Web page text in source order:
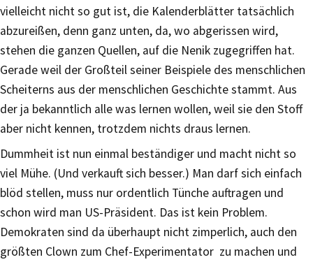
vielleicht nicht so gut ist, die Kalenderblätter tatsächlich
abzureißen, denn ganz unten, da, wo abgerissen wird,
stehen die ganzen Quellen, auf die Nenik zugegriffen hat.
Gerade weil der Großteil seiner Beispiele des menschlichen
Scheiterns aus der menschlichen Geschichte stammt. Aus
der ja bekanntlich alle was lernen wollen, weil sie den Stoff
aber nicht kennen, trotzdem nichts draus lernen.
Dummheit ist nun einmal beständiger und macht nicht so
viel Mühe. (Und verkauft sich besser.) Man darf sich einfach
blöd stellen, muss nur ordentlich Tünche auftragen und
schon wird man US-Präsident. Das ist kein Problem.
Demokraten sind da überhaupt nicht zimperlich, auch den
größten Clown zum Chef-Experimentator zu machen und